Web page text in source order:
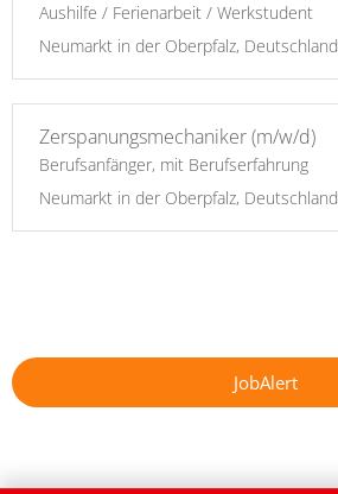
Aushilfe / Ferienarbeit / Werkstudent
Neumarkt in der Oberpfalz, Deutschland
Zerspanungsmechaniker (m/w/d)
Berufsanfänger, mit Berufserfahrung
Neumarkt in der Oberpfalz, Deutschland
JobAlert